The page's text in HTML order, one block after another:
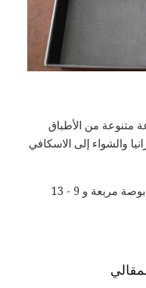
متنوعة من الأطباق
والشواء إلى الاسكافي
المعروضة هي المقالي 9 بوصة و 8 بوصة مربعة و 9 - 13